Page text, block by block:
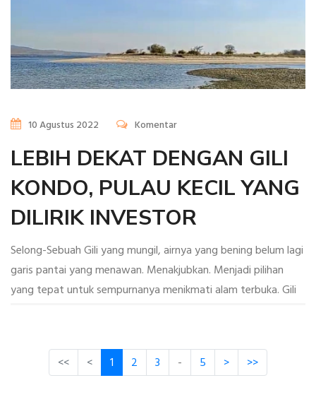
10 Agustus 2022 Komentar
LEBIH DEKAT DENGAN GILI
KONDO, PULAU KECIL YANG
DILIRIK INVESTOR
Selong-Sebuah Gili yang mungil, airnya yang bening belum lagi
garis pantai yang menawan. Menakjubkan. Menjadi pilihan
yang tepat untuk sempurnanya menikmati alam terbuka. Gili
<< < 1 2 3 - 5 > >>